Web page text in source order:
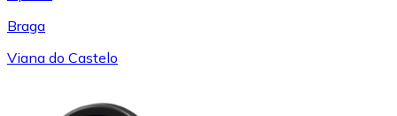
Braga
Viana do Castelo